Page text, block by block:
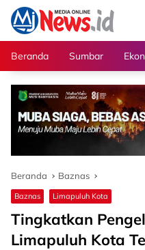
Langsung
konten
Beranda
Sumbar
Beranda Baznas
Baznas Limapuluh Kota
Tingkatkan
Limapuluh Kota